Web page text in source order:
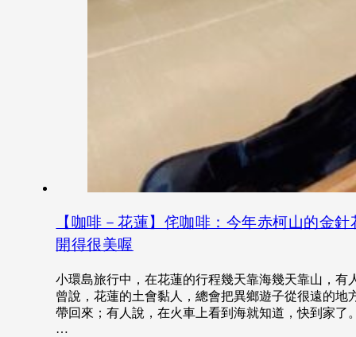
【咖啡－花蓮】侘咖啡：今年赤柯山的金針
開得很美喔
小環島旅行中，在花蓮的行程幾天靠海幾天靠山，有
曾說，花蓮的土會黏人，總會把異鄉遊子從很遠的地
帶回來；有人說，在火車上看到海就知道，快到家了
…